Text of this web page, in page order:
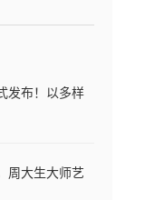
发布！以多样
周大生大师艺
光芒